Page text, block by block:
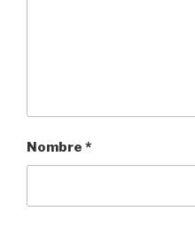
Nombre *